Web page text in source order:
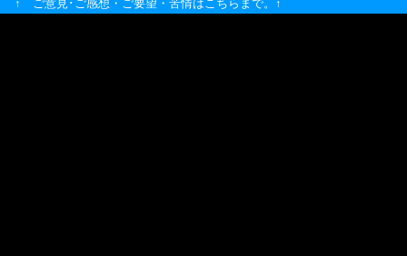
↑ ご意見･ご感想・ご要望・苦情はこちらまで。↑